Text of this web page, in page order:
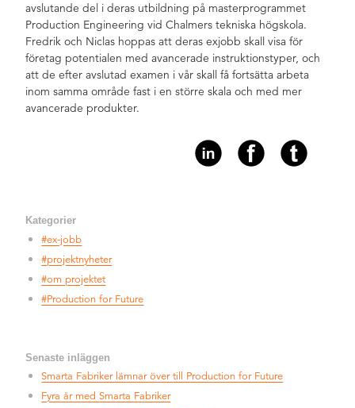
avslutande del i deras utbildning på masterprogrammet
Production Engineering vid Chalmers tekniska högskola.
Fredrik och Niclas hoppas att deras exjobb skall visa för
företag potentialen med avancerade instruktionstyper, och
att de efter avslutad examen i vår skall få fortsätta arbeta
inom samma område fast i en större skala och med mer
avancerade produkter.
Kategorier
#ex-jobb
#projektnyheter
#om projektet
#Production for Future
Senaste inläggen
Smarta Fabriker lämnar övertill Production for Future
Fyra år med Smarta Fabriker